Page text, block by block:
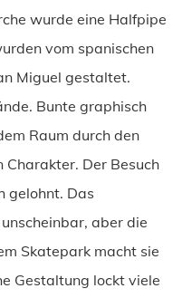
wurde eine Halfpipe
vom spanischen
Miguel gestaltet.
Bunte graphisch
Raum durch den
Charakter. Der Besuch
gelohnt. Das
aber die
Skatepark macht sie
Gestaltung lockt viele